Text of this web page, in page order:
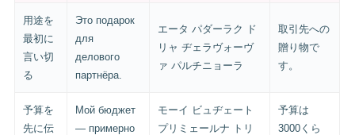
用途を
最初に
言い切
る
Это подарок
для
делового
партнёра.
エータ パダーラク ド
リャ ヂェラヴォーヴ
ァ パルチニョーラ
取引先への
贈り物で
す。
予算を
先に伝
Мой бюджет
— примерно
モーイ ビュヂェート
プリミェールナ トリ
予算は
3000くら